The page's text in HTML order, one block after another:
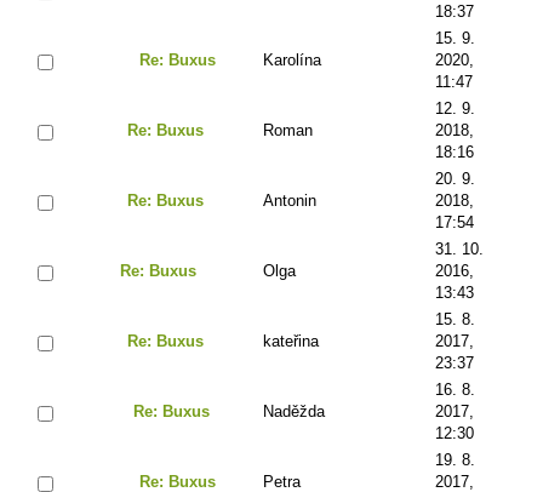
18:37
Re: Buxus Karolína
15. 9.
2020,
11:47
Re: Buxus Roman
12. 9.
2018,
18:16
Re: Buxus Antonin
20. 9.
2018,
17:54
Re: Buxus Olga
31. 10.
2016,
13:43
Re: Buxus kateřina
15. 8.
2017,
23:37
Re: Buxus Naděžda
16. 8.
2017,
12:30
Re: Buxus Petra
19. 8.
2017,